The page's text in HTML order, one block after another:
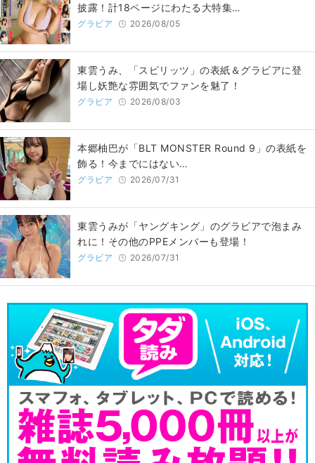
披露！計18ページにわたる大特集…
グラビア 2026/08/05
東雲うみ、「スピリッツ」の表紙＆グラビアに登
場し妖艶な雰囲気でファンを魅了！
グラビア 2026/08/03
本郷柚巴が「BLT MONSTER Round 9」の表紙を
飾る！今までにはない…
グラビア 2026/07/31
東雲うみが「ヤングキング」のグラビアで泡まみ
れに！その他のPPEメンバーも登場！
グラビア 2026/07/31